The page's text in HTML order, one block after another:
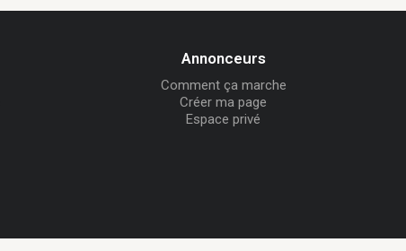
Annonceurs
Comment ça marche
Créer ma page
Espace privé